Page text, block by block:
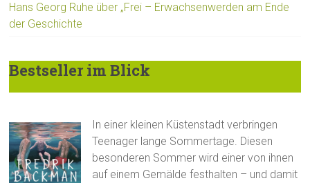
Hans Georg Ruhe über „Frei – Erwachsenwerden am Ende
der Geschichte
Bestseller im Blick
In einer kleinen Küstenstadt verbringen
Teenager lange Sommertage. Diesen
besonderen Sommer wird einer von ihnen
auf einem Gemälde festhalten – und damit